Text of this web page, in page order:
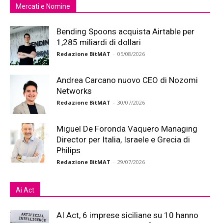
Mercati e Nomine
Bending Spoons acquista Airtable per
1,285 miliardi di dollari
Redazione BitMAT - 05/08/2026
Andrea Carcano nuovo CEO di Nozomi
Networks
Redazione BitMAT - 30/07/2026
Miguel De Foronda Vaquero Managing
Director per Italia, Israele e Grecia di
Philips
Redazione BitMAT - 29/07/2026
Ai Act
AI Act, 6 imprese siciliane su 10 hanno